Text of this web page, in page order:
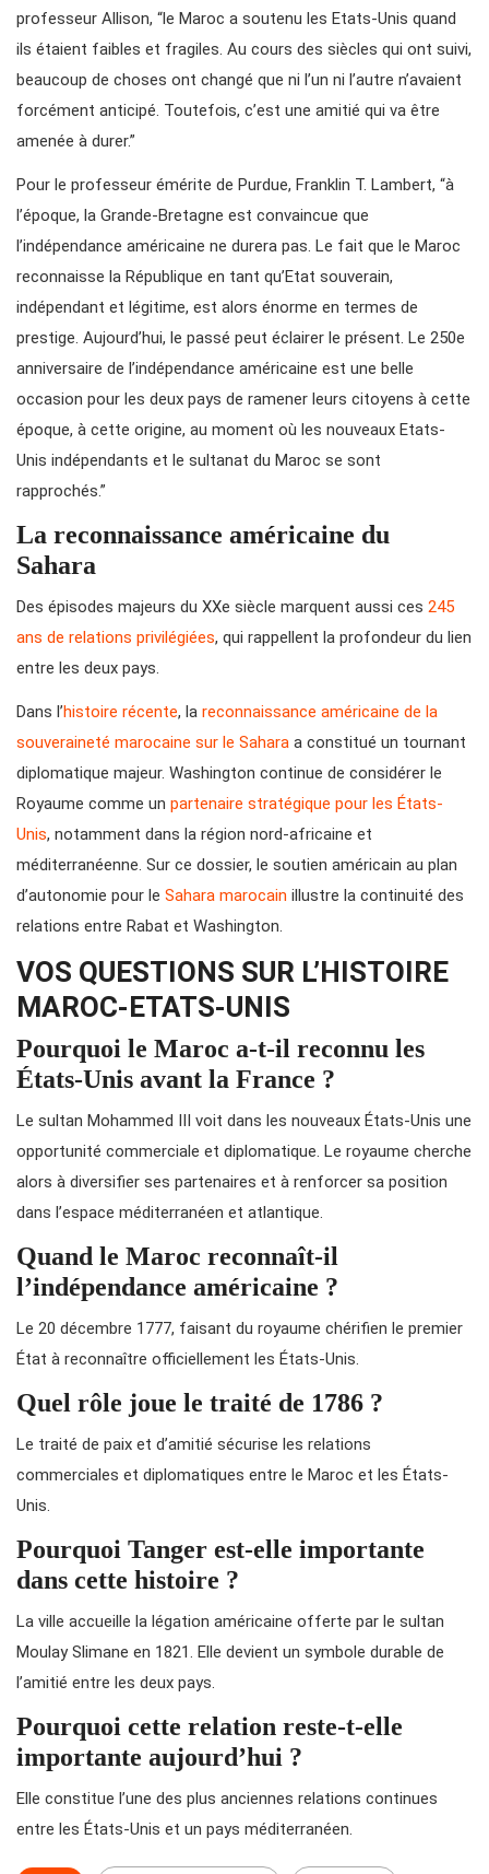
professeur Allison, “le Maroc a soutenu les Etats-Unis quand
ils étaient faibles et fragiles. Au cours des siècles qui ont suivi,
beaucoup de choses ont changé que ni l’un ni l’autre n’avaient
forcément anticipé. Toutefois, c’est une amitié qui va être
amenée à durer.”
Pour le professeur émérite de Purdue, Franklin T. Lambert, “à
l’époque, la Grande-Bretagne est convaincue que
l’indépendance américaine ne durera pas. Le fait que le Maroc
reconnaisse la République en tant qu’Etat souverain,
indépendant et légitime, est alors énorme en termes de
prestige. Aujourd’hui, le passé peut éclairer le présent. Le 250e
anniversaire de l’indépendance américaine est une belle
occasion pour les deux pays de ramener leurs citoyens à cette
époque, à cette origine, au moment où les nouveaux Etats-
Unis indépendants et le sultanat du Maroc se sont
rapprochés.”
La reconnaissance américaine du
Sahara
Des épisodes majeurs du XXe siècle marquent aussi ces 245
ans de relations privilégiées, qui rappellent la profondeur du lien
entre les deux pays.
Dans l’histoire récente, la reconnaissance américaine de la
souveraineté marocaine sur le Sahara a constitué un tournant
diplomatique majeur. Washington continue de considérer le
Royaume comme un partenaire stratégique pour les États-
Unis, notamment dans la région nord-africaine et
méditerranéenne. Sur ce dossier, le soutien américain au plan
d’autonomie pour le Sahara marocain illustre la continuité des
relations entre Rabat et Washington.
VOS QUESTIONS SUR L’HISTOIRE
MAROC-ETATS-UNIS
Pourquoi le Maroc a-t-il reconnu les
États-Unis avant la France ?
Le sultan Mohammed III voit dans les nouveaux États-Unis une
opportunité commerciale et diplomatique. Le royaume cherche
alors à diversifier ses partenaires et à renforcer sa position
dans l’espace méditerranéen et atlantique.
Quand le Maroc reconnaît-il
l’indépendance américaine ?
Le 20 décembre 1777, faisant du royaume chérifien le premier
État à reconnaître officiellement les États-Unis.
Quel rôle joue le traité de 1786 ?
Le traité de paix et d’amitié sécurise les relations
commerciales et diplomatiques entre le Maroc et les États-
Unis.
Pourquoi Tanger est-elle importante
dans cette histoire ?
La ville accueille la légation américaine offerte par le sultan
Moulay Slimane en 1821. Elle devient un symbole durable de
l’amitié entre les deux pays.
Pourquoi cette relation reste-t-elle
importante aujourd’hui ?
Elle constitue l’une des plus anciennes relations continues
entre les États-Unis et un pays méditerranéen.